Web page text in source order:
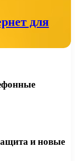
для
и новые